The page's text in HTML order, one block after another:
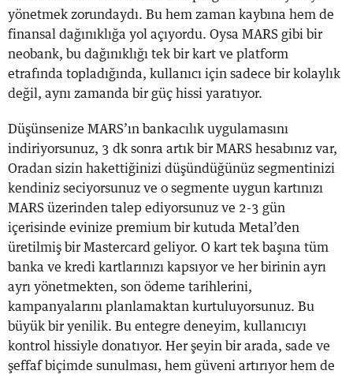
yönetmek zorundaydı. Bu hem zaman kaybına hem de
finansal dağınıklığa yol açıyordu. Oysa MARS gibi bir
neobank, bu dağınıklığı tek bir kart ve platform
etrafında topladığında, kullanıcı için sadece bir kolaylık
değil, aynı zamanda bir güç hissi yaratıyor.
Düşünsenize MARS’ın bankacılık uygulamasını
indiriyorsunuz, 3 dk sonra artık bir MARS hesabınız var,
Oradan sizin hakettiğinizi düşündüğünüz segmentinizi
kendiniz seciyorsunuz ve o segmente uygun kartınızı
MARS üzerinden talep ediyorsunuz ve 2-3 gün
içerisinde evinize premium bir kutuda Metal’den
üretilmiş bir Mastercard geliyor. O kart tek başına tüm
banka ve kredi kartlarınızı kapsıyor ve her birinin ayrı
ayrı yönetmekten, son ödeme tarihlerini,
kampanyalarını planlamaktan kurtuluyorsunuz. Bu
büyük bir yenilik. Bu entegre deneyim, kullanıcıyı
kontrol hissiyle donatıyor. Her şeyin bir arada, sade ve
şeffaf biçimde sunulması, hem güveni artırıyor hem de